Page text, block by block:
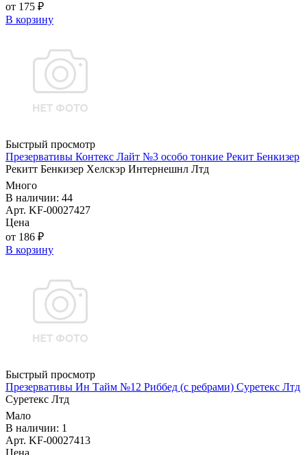
от 175 ₽
В корзину
Быстрый просмотр
Презервативы Контекс Лайт №3 особо тонкие Рекит Бенкизер
Рекитт Бенкизер Хелскэр Интернешнл Лтд
Много
В наличии: 44
Арт. KF-00027427
Цена
от 186 ₽
В корзину
Быстрый просмотр
Презервативы Ин Тайм №12 Риббед (с ребрами) Суретекс Лтд
Суретекс Лтд
Мало
В наличии: 1
Арт. KF-00027413